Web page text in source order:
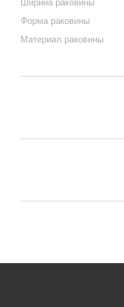
Ширина раковины
Форма раковины
Материал раковины